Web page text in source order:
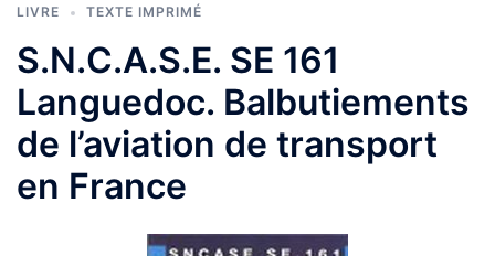
LIVRE TEXTE IMPRIMÉ
S.N.C.A.S.E. SE 161
Languedoc. Balbutiements
de l’aviation de transport
en France